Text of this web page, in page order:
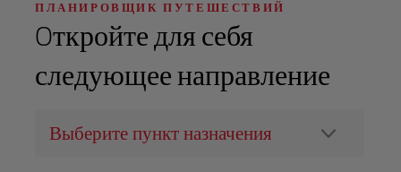
ПЛАНИРОВЩИК ПУТЕШЕСТВИЙ
Oткройте для себя
следующее направление